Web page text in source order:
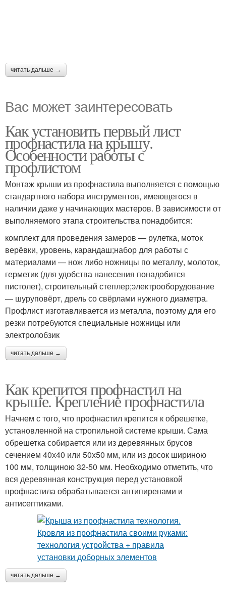
читать дальше →
Вас может заинтересовать
Как установить первый лист
профнастила на крышу.
Особенности работы с
профлистом
Монтаж крыши из профнастила выполняется с помощью
стандартного набора инструментов, имеющегося в
наличии даже у начинающих мастеров. В зависимости от
выполняемого этапа строительства понадобится:
комплект для проведения замеров — рулетка, моток
верёвки, уровень, карандаш;набор для работы с
материалами — нож либо ножницы по металлу, молоток,
герметик (для удобства нанесения понадобится
пистолет), строительный степлер;электрооборудование
— шуруповёрт, дрель со свёрлами нужного диаметра.
Профлист изготавливается из металла, поэтому для его
резки потребуются специальные ножницы или
электролобзик
читать дальше →
Как крепится профнастил на
крыше. Крепление профнастила
Начнем с того, что профнастил крепится к обрешетке,
установленной на стропильной системе крыши. Сама
обрешетка собирается или из деревянных брусов
сечением 40х40 или 50х50 мм, или из досок шириною
100 мм, толщиною 32-50 мм. Необходимо отметить, что
вся деревянная конструкция перед установкой
профнастила обрабатывается антипиренами и
антисептиками.
читать дальше →